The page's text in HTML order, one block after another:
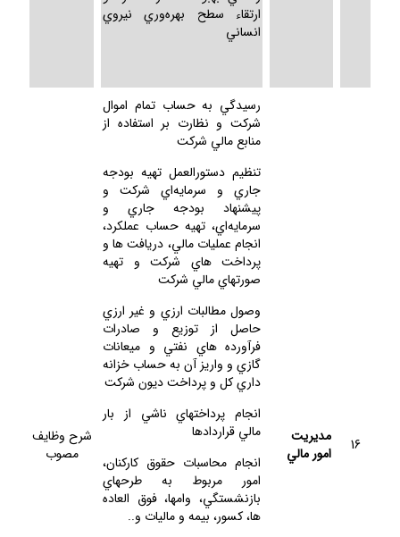
ارتقاء سطح بهره‌وري نيروي
انساني
16
مديريت
امور مالي
رسيدگي به حساب تمام اموال
شركت و نظارت بر استفاده از
منابع مالي شركت
تنظيم دستورالعمل تهيه بودجه
جاري و سرمايه‌اي شركت و
پيشنهاد بودجه جاري و
سرمايه‌اي، تهيه حساب عملكرد،
انجام عمليات مالي، دريافت ها و
پرداخت هاي شركت و تهيه
صورتهاي مالي شركت
وصول مطالبات ارزي و غير ارزي
حاصل از توزيع و صادرات
فرآورده هاي نفتي و ميعانات
گازي و واريز آن به حساب خزانه
داري كل و پرداخت ديون شركت
انجام پرداختهاي ناشي از بار
مالي قراردادها
انجام محاسبات حقوق كاركنان،
امور مربوط به طرحهاي
بازنشستگي، وامها، فوق العاده
ها، كسور، بيمه و ماليات و..
شرح وظايف
مصوب